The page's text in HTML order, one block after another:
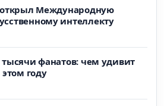
открыл Международную
интеллекту
фанатов: чем удивит
году